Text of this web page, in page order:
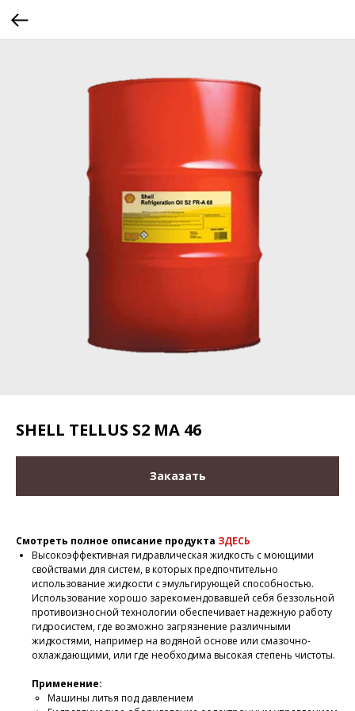
SHELL TELLUS S2 MA 46
Заказать
Смотреть полное описание продукта ЗДЕСЬ
Высокоэффективная гидравлическая жидкость с моющими
свойствами для систем, в которых предпочтительно
использование жидкости с эмульгирующей способностью.
Использование хорошо зарекомендовавшей себя беззольной
противоизносной технологии обеспечивает надежную работу
гидросистем, где возможно загрязнение различными
жидкостями, например на водяной основе или смазочно-
охлаждающими, или где необходима высокая степень чистоты.
Применение:
Машины литья под давлением